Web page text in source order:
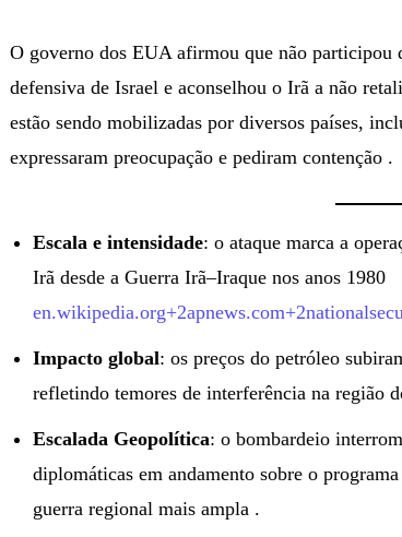
O governo dos EUA afirmou que não participou
defensiva de Israel e aconselhou o Irã a não
estão sendo mobilizadas por diversos países,
expressaram preocupação e pediram contenção .
Escala e intensidade: o ataque marca a
Irã desde a Guerra Irã–Iraque nos anos 1980
Impacto global: os preços do petróleo
refletindo temores de interferência na região
Escalada Geopolítica: o bombardeio
diplomáticas em andamento sobre o
guerra regional mais ampla .